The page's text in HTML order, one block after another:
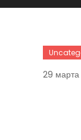
29